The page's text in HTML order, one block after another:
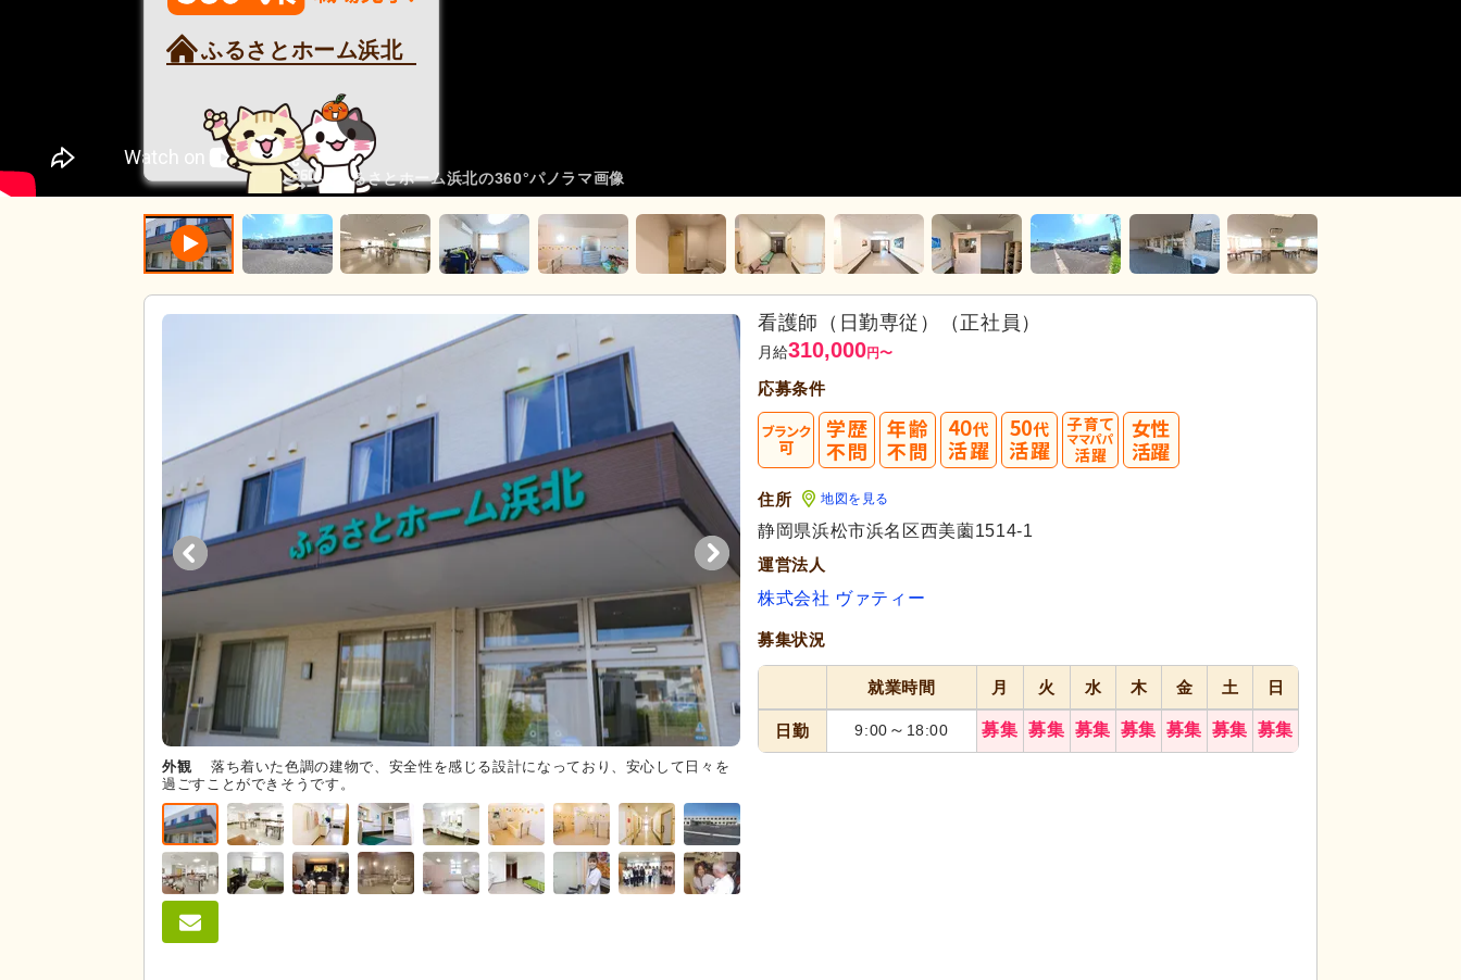
ふるさとホーム浜北
ふるさとホーム浜北の360°パノラマ画像
外観
落ち着いた色調の建物で、安全性を感じる設計になっており、安心して日々を
過ごすことができそうです。
看護師（日勤専従）（正社員）
月給310,000円〜
応募条件
住所 地図を見る
静岡県浜松市浜名区西美薗1514-1
運営法人
株式会社 ヴァティー
募集状況
就業時間 月 火 水 木 金 土 日
日勤 9:00 ～ 18:00 募集 募集 募集 募集 募集 募集 募集